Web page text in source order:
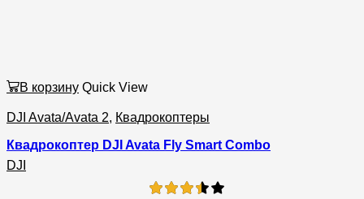
В корзину Quick View
DJI Avata/Avata 2, Квадрокоптеры
Квадрокоптер DJI Avata Fly Smart Combo
DJI